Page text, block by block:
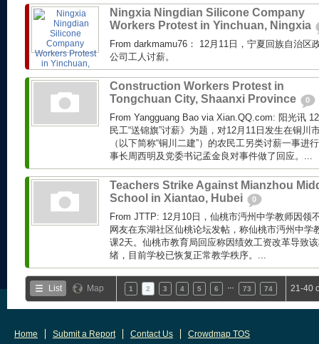
Ningxia Ningdian Silicone Company
Workers Protest in Yinchuan, Ningxia
From darkmamu76： 12月11日，宁夏回族自治区
公司工人讨薪。
Construction Workers Protest in
Tongchuan City, Shaanxi Province
0
From Yangguang Bao via Xian.QQ.com: 阳光讯
民工“送锦旗”讨薪》为题，对12月11日发生在铜川
（以下简称“铜川二建”）的农民工另类讨薪一事进
事长周西明及党委书记孟金良对事件做了回应。...
Teachers Strike Against Mianzhou
School in Xiantao, Hubei
0
From JTTP: 12月10日，仙桃市沔州中学教师因领
网友在东湖社区仙桃论坛发帖，称仙桃市沔州中学
课2天。仙桃市教育局回应称因绩效工资改革导致
绪，目前学校已恢复正常教学秩序。...
List Map 1 2 3 4 5 6 73 74 21-40
Home Submit a Report Contact Us Crowdmap TOS